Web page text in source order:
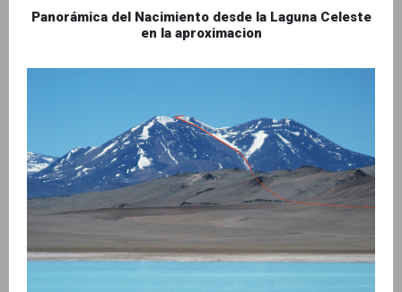
Panorámica del Nacimiento desde la Laguna Celeste
en la aproximacion